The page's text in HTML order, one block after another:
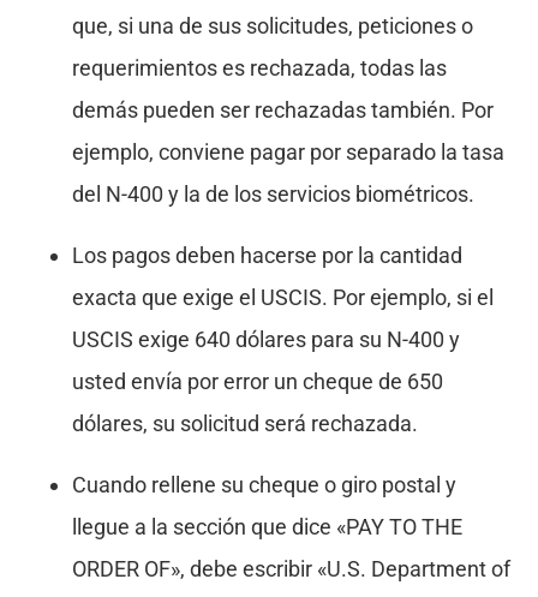
que, si una de sus solicitudes, peticiones o
requerimientos es rechazada, todas las
demás pueden ser rechazadas también. Por
ejemplo, conviene pagar por separado la tasa
del N-400 y la de los servicios biométricos.
Los pagos deben hacerse por la cantidad
exacta que exige el USCIS. Por ejemplo, si el
USCIS exige 640 dólares para su N-400 y
usted envía por error un cheque de 650
dólares, su solicitud será rechazada.
Cuando rellene su cheque o giro postal y
llegue a la sección que dice «PAY TO THE
ORDER OF», debe escribir «U.S. Department of